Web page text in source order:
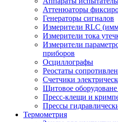
Аттенюаторы
Генераторы сигналов
Измерители RLC
Измерители тока
Измерители
приборов
Осциллографы
Реостаты
Счетчики
Щитовое
Пресс-клещи и
Прессы
Термометрия